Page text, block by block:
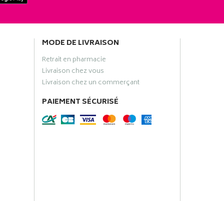
MODE DE LIVRAISON
Retrait en pharmacie
Livraison chez vous
Livraison chez un commerçant
PAIEMENT SÉCURISÉ